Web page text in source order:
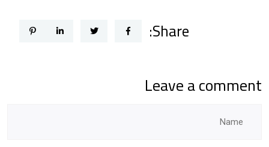
Share:
Leave a comment